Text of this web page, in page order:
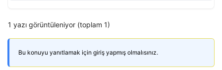
1 yazı görüntüleniyor (toplam 1)
Bu konuyu yanıtlamak için giriş yapmış olmalısınız.